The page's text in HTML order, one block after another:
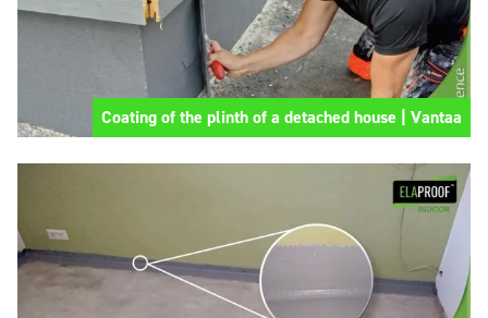
Coating of the plinth of a detached house | Vantaa